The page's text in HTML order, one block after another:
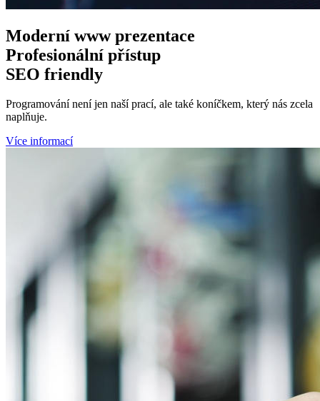
Moderní wwwprezentace
Profesionálnípřístup
SEOfriendly
Programování není jen naší prací, ale také koníčkem, který nás zcela
naplňuje.
Více informací